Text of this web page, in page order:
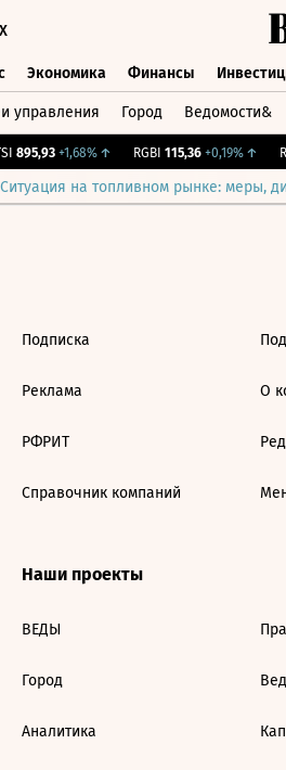
Экономика Финансы
управления Город Ведомости&
895,93 +1,68%↑ RGBI 115,36 +0,19%↑
Ситуация на топливном рынке: меры,
Подписка
Реклама
РФРИТ
Справочник компаний
О
Наши проекты
ВЕДЫ
Город
Аналитика